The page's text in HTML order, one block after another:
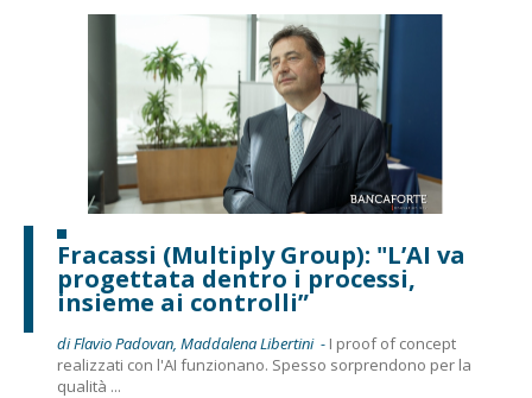
Fracassi (Multiply Group): "L’AI va
progettata dentro i processi,
insieme ai controlli”
di Flavio Padovan, Maddalena Libertini - I proof of concept
realizzati con l'AI funzionano. Spesso sorprendono per la
qualità ...